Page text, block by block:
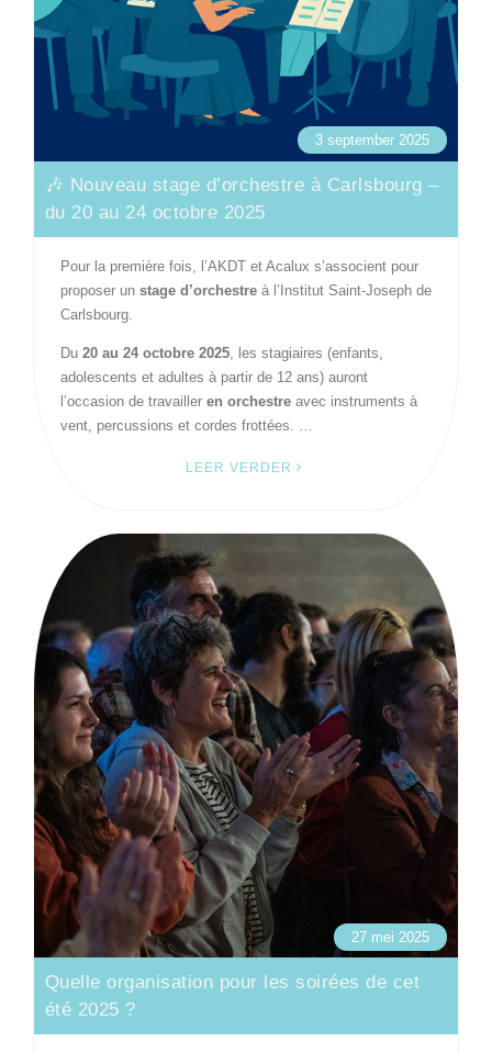
3 september 2025
🎶 Nouveau stage d’orchestre à Carlsbourg –
du 20 au 24 octobre 2025
Pour la première fois, l’AKDT et Acalux s’associent pour
proposer un stage d’orchestre à l’Institut Saint-Joseph de
Carlsbourg.
Du 20 au 24 octobre 2025, les stagiaires (enfants,
adolescents et adultes à partir de 12 ans) auront
l’occasion de travailler en orchestre avec instruments à
vent, percussions et cordes frottées. …
LEER VERDER
27 mei 2025
Quelle organisation pour les soirées de cet
été 2025 ?